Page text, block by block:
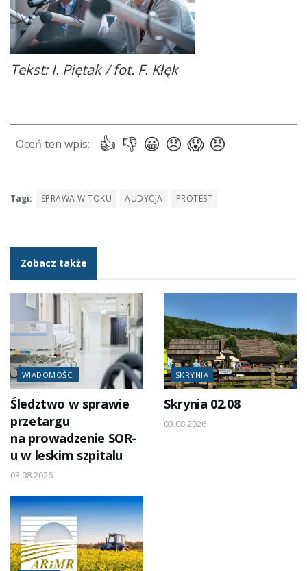
Tekst: I. Piętak / fot. F. Kłęk
Tagi: SPRAWA W TOKU AUDYCJA PROTEST
Zobacz także
WIADOMOŚCI
Śledztwo w sprawie
przetargu
na prowadzenie SOR-
u w leskim szpitalu
03.08.2026
SKRYNIA
Skrynia 02.08
03.08.2026